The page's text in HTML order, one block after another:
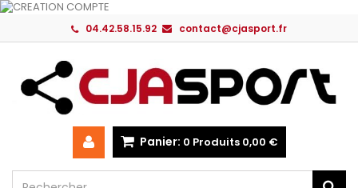
04.42.58.15.92 contact@cjasport.fr
Panier: 0 Produits 0,00 €